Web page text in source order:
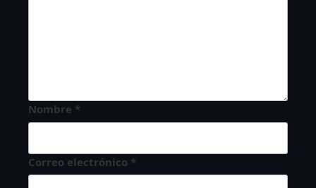
Nombre *
Correo electrónico *